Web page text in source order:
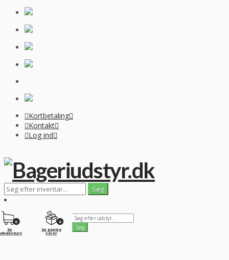
Kortbetaling
Kontakt
Log ind
0
Se gemte
varer
0
Se